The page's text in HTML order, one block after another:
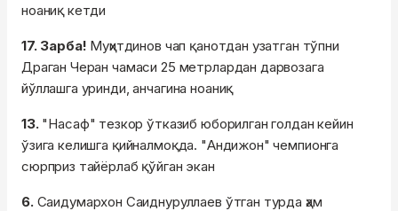
ноаниқ кетди
17. Зарба! Муҳитдинов чап қанотдан узатган тўпни
Драган Черан чамаси 25 метрлардан дарвозага
йўллашга уринди, анчагина ноаниқ
13. "Насаф" тезкор ўтказиб юборилган голдан кейин
ўзига келишга қийналмоқда. "Андижон" чемпионга
сюрприз тайёрлаб қўйган экан
6. Саидумархон Саиднуруллаев ўтган турда ҳам